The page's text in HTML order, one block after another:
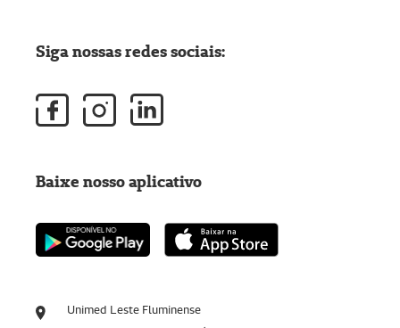
Unimed Leste Fluminense
Siga nossas redes sociais:
Baixe nosso aplicativo